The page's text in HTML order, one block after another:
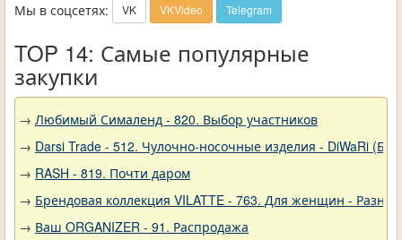
Мы в соцсетях: VK VKVideo Telegram
TOP 14: Самые популярные
закупки
→ Любимый Сималенд - 820. Выбор участников
→ Darsi Trade - 512. Чулочно-носочные изделия - DiWaRi
→ RASH - 819. Почти даром
→ Брендовая коллекция VILATTE - 763. Для женщин - Разное
→ Ваш ORGANIZER - 91. Распродажа